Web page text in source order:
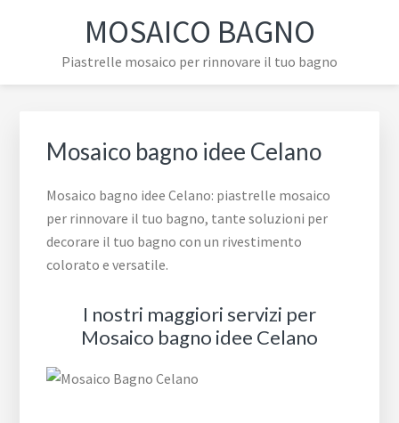
navigazione
primaria
contenuto
principale
di
MOSAICO BAGNO
Piastrelle mosaico per rinnovare il tuo bagno
Mosaico bagno idee Celano
Mosaico bagno idee Celano: piastrelle mosaico
per rinnovare il tuo bagno, tante soluzioni per
decorare il tuo bagno con un rivestimento
colorato e versatile.
I nostri maggiori servizi per
Mosaico bagno idee Celano